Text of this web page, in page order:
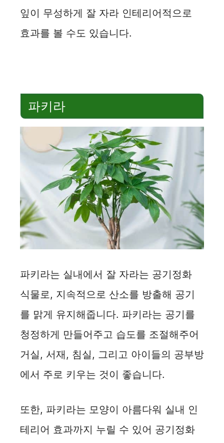
잎이 무성하게 잘 자라 인테리어적으로
효과를 볼 수도 있습니다.
파키라
파키라는 실내에서 잘 자라는 공기정화
식물로, 지속적으로 산소를 방출해 공기
를 맑게 유지해줍니다. 파키라는 공기를
청정하게 만들어주고 습도를 조절해주어
거실, 서재, 침실, 그리고 아이들의 공부방
에서 주로 키우는 것이 좋습니다.
또한, 파키라는 모양이 아름다워 실내 인
테리어 효과까지 누릴 수 있어 공기정화